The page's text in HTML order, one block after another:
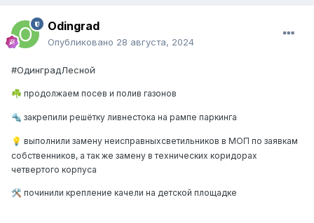
Odingrad
Опубликовано 28 августа, 2024
#ОдинградЛесной
☘️ продолжаем посев и полив газонов
🔩 закрепили решётку ливнестока на рампе паркинга
💡 выполнили замену неисправныхсветильников в МОП по заявкам
собственников, а так же замену в технических коридорах
четвертого корпуса
🛠️ починили крепление качели на детской площадке